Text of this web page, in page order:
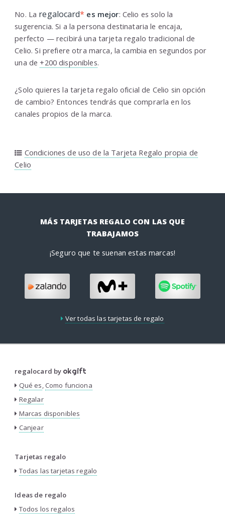
No. La regalocard* es mejor: Celio es solo la
sugerencia. Si a la persona destinataria le encaja,
perfecto — recibirá una tarjeta regalo tradicional de
Celio. Si prefiere otra marca, la cambia en segundos por
una de+200 disponibles.
¿Solo quieres la tarjeta regalo oficial de Celio sin opción
de cambio? Entonces tendrás que comprarla en los
canales propios de la marca.
Condiciones de uso de la Tarjeta Regalo propia de
Celio
MÁS TARJETAS REGALO CON LAS QUE
TRABAJAMOS
¡Seguro que te suenan estas marcas!
Ver todas las tarjetas de regalo
regalocard by okgift
Qué es, Como funciona
Regalar
Marcas disponibles
Canjear
Tarjetas regalo
Todas las tarjetas regalo
Ideas de regalo
Todos los regalos